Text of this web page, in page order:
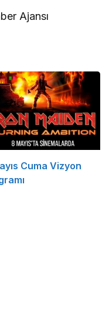
Ajansı
Cuma Vizyon